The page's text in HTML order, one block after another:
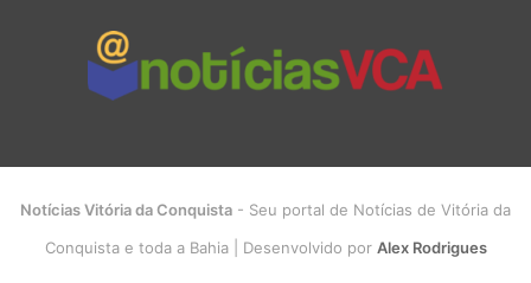
Notícias Vitória da Conquista - Seu portal de Notícias de Vitória da
Conquista e toda a Bahia | Desenvolvido por Alex Rodrigues